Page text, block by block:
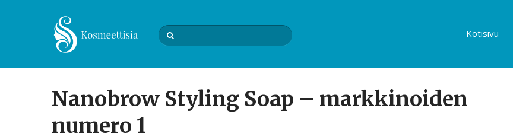
Kotisivu
Nanobrow Styling Soap – markkinoiden
numero 1